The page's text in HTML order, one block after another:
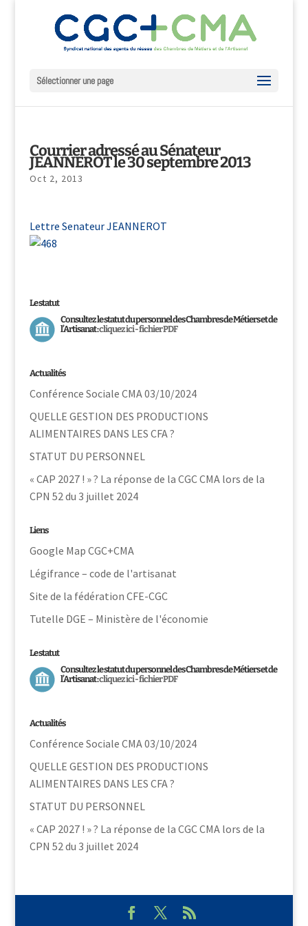
Sélectionner une page
Courrier adressé au Sénateur
JEANNEROT le 30 septembre 2013
Oct 2, 2013
Lettre Senateur JEANNEROT
Le statut
Consultez le statut du personnel des Chambres de Métiers et de
l’Artisanat :cliquez ici - fichier PDF
Actualités
Conférence Sociale CMA 03/10/2024
QUELLE GESTION DES PRODUCTIONS
ALIMENTAIRES DANS LES CFA ?
STATUT DU PERSONNEL
« CAP 2027 ! » ? La réponse de la CGC CMA lors de la
CPN 52 du 3 juillet 2024
Liens
Google Map CGC+CMA
Légifrance – code de l'artisanat
Site de la fédération CFE-CGC
Tutelle DGE – Ministère de l'économie
Le statut
Consultez le statut du personnel des Chambres de Métiers et de
l’Artisanat :cliquez ici - fichier PDF
Actualités
Conférence Sociale CMA 03/10/2024
QUELLE GESTION DES PRODUCTIONS
ALIMENTAIRES DANS LES CFA ?
STATUT DU PERSONNEL
« CAP 2027 ! » ? La réponse de la CGC CMA lors de la
CPN 52 du 3 juillet 2024